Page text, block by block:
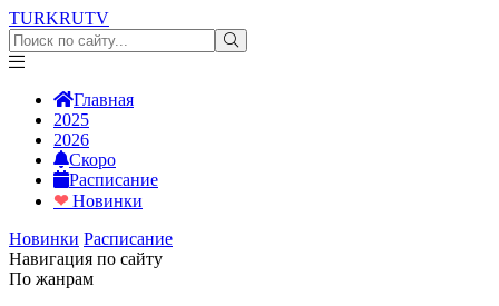
TURKRUTV
Главная
2025
2026
Скоро
Расписание
❤Новинки
Новинки Расписание
Навигация по сайту
По жанрам